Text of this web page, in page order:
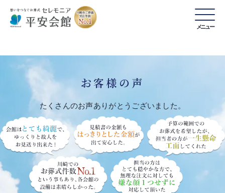
メニュー
お客様の声
たくさんのお声ありがとうございました。